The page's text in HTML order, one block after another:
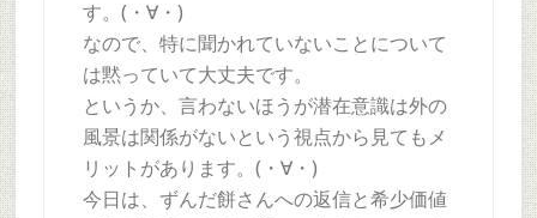
す。(・∀・)
なので、特に聞かれていないことについて
は黙っていて大丈夫です。
というか、言わないほうが潜在意識は外の
風景は関係がないという視点から見てもメ
リットがあります。(・∀・)
今日は、ずんだ餅さんへの返信と希少価値